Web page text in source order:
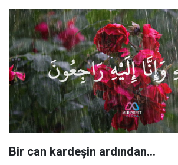
Bir can kardeşin ardından…